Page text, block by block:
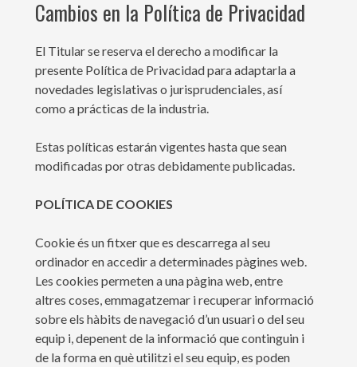
Cambios en la Política de Privacidad
El Titular se reserva el derecho a modificar la
presente Política de Privacidad para adaptarla a
novedades legislativas o jurisprudenciales, así
como a prácticas de la industria.
Estas políticas estarán vigentes hasta que sean
modificadas por otras debidamente publicadas.
POLÍTICA DE COOKIES
Cookie és un fitxer que es descarrega al seu
ordinador en accedir a determinades pàgines web.
Les cookies permeten a una pàgina web, entre
altres coses, emmagatzemar i recuperar informació
sobre els hàbits de navegació d’un usuari o del seu
equip i, depenent de la informació que continguin i
de la forma en què utilitzi el seu equip, es poden